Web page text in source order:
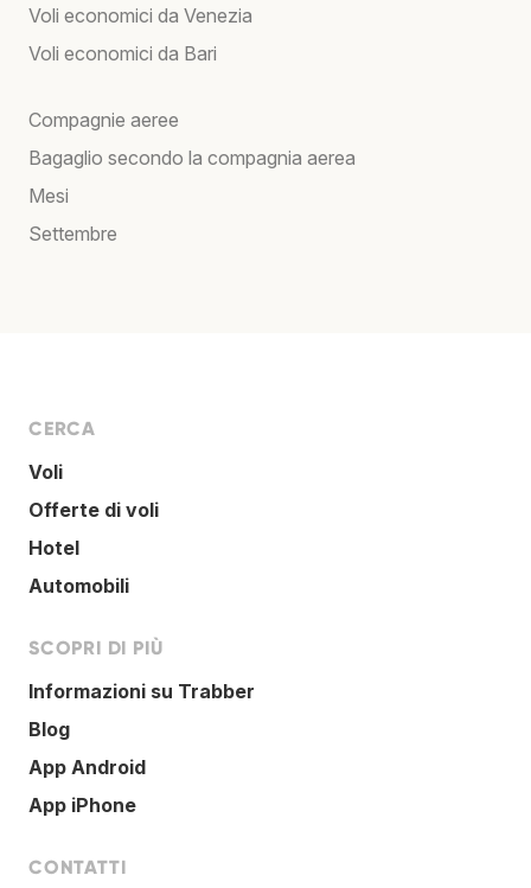
Voli economici da Venezia
Voli economici da Bari
Compagnie aeree
Bagaglio secondo la compagnia aerea
Mesi
Settembre
CERCA
Voli
Offerte di voli
Hotel
Automobili
SCOPRI DI PIÙ
Informazioni su Trabber
Blog
App Android
App iPhone
CONTATTI